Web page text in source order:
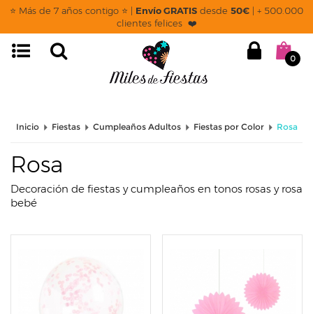
⭐ Más de 7 años contigo ⭐ | Envío GRATIS desde 50€ | + 500.000
clientes felices ❤️
0
page: listado
Inicio Fiestas Cumpleaños Adultos Fiestas por Color Rosa
Rosa
Decoración de fiestas y cumpleaños en tonos rosas y rosa
bebé